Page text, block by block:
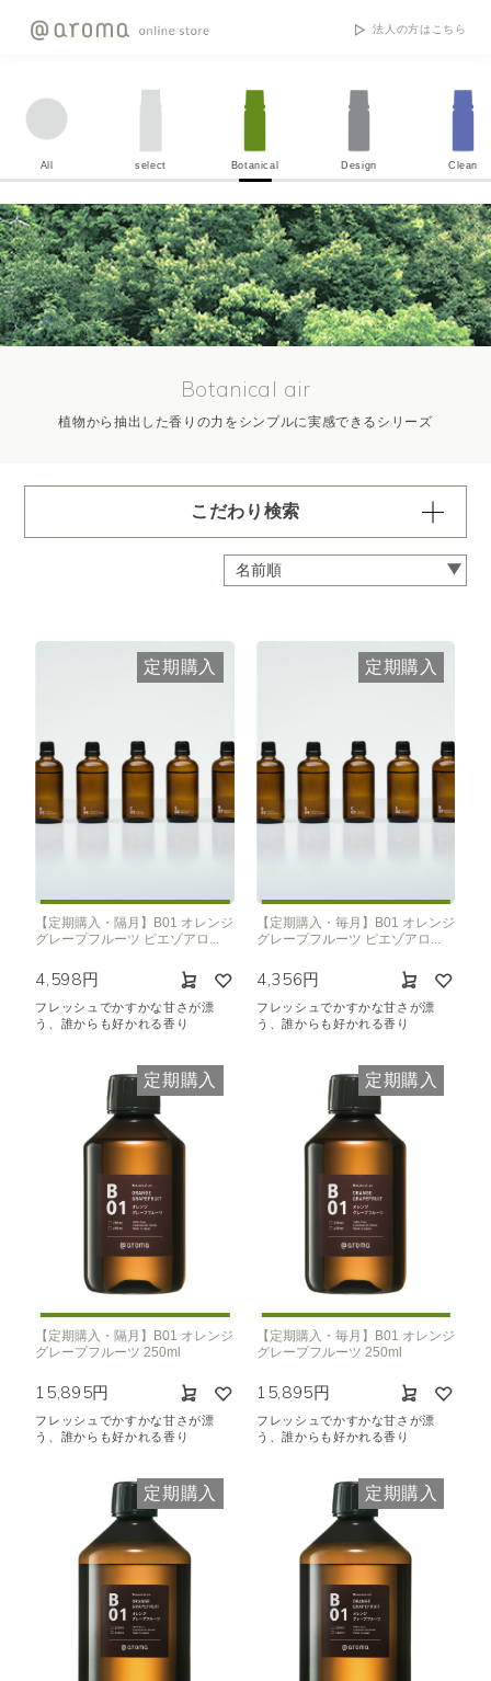
法人の方はこちら
All select Botanical Design Clean
Botanical air
植物から抽出した香りの力をシンプルに実感できるシリーズ
こだわり検索
容量・用途で絞り込む ※一つお選びください
定期 業務用オイル250ml
頻度で絞り込む ※一つお選びください
毎月お届け 隔月お届け 3か月に1度
定期購入
【定期購入・隔月】B01 オレンジ
グレープフルーツ ピエゾアロ...
4,598円
フレッシュでかすかな甘さが漂
う、誰からも好かれる香り
定期購入
【定期購入・毎月】B01 オレンジ
グレープフルーツ ピエゾアロ...
4,356円
フレッシュでかすかな甘さが漂
う、誰からも好かれる香り
定期購入
【定期購入・隔月】B01 オレンジ
グレープフルーツ 250ml
15,895円
フレッシュでかすかな甘さが漂
う、誰からも好かれる香り
定期購入
【定期購入・毎月】B01 オレンジ
グレープフルーツ 250ml
15,895円
フレッシュでかすかな甘さが漂
う、誰からも好かれる香り
定期購入 定期購入